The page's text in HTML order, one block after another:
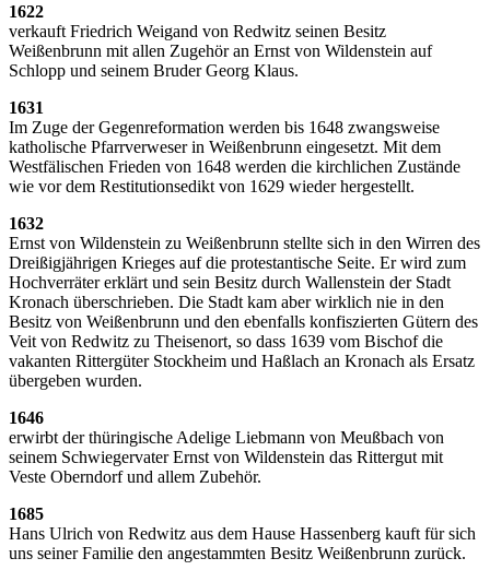
1622
verkauft Friedrich Weigand von Redwitz seinen Besitz
Weißenbrunn mit allen Zugehör an Ernst von Wildenstein auf
Schlopp und seinem Bruder Georg Klaus.
1631
Im Zuge der Gegenreformation werden bis 1648 zwangsweise
katholische Pfarrverweser in Weißenbrunn eingesetzt. Mit dem
Westfälischen Frieden von 1648 werden die kirchlichen Zustände
wie vor dem Restitutionsedikt von 1629 wieder hergestellt.
1632
Ernst von Wildenstein zu Weißenbrunn stellte sich in den Wirren des
Dreißigjährigen Krieges auf die protestantische Seite. Er wird zum
Hochverräter erklärt und sein Besitz durch Wallenstein der Stadt
Kronach überschrieben. Die Stadt kam aber wirklich nie in den
Besitz von Weißenbrunn und den ebenfalls konfiszierten Gütern des
Veit von Redwitz zu Theisenort, so dass 1639 vom Bischof die
vakanten Rittergüter Stockheim und Haßlach an Kronach als Ersatz
übergeben wurden.
1646
erwirbt der thüringische Adelige Liebmann von Meußbach von
seinem Schwiegervater Ernst von Wildenstein das Rittergut mit
Veste Oberndorf und allem Zubehör.
1685
Hans Ulrich von Redwitz aus dem Hause Hassenberg kauft für sich
uns seiner Familie den angestammten Besitz Weißenbrunn zurück.